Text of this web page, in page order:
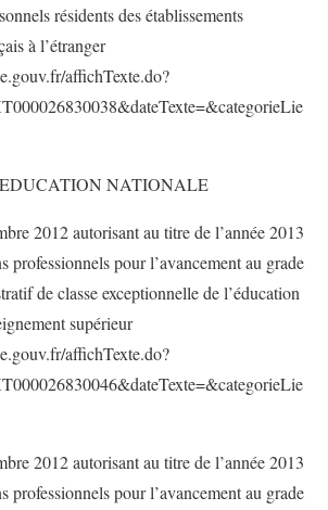
résidents des établissements
à l’étranger
affichTexte.do?
NATIONALE
2012 autorisant au titre de l’année 2013
professionnels pour l’avancement au grade
de classe exceptionnelle de l’éducation
supérieur
affichTexte.do?
2012 autorisant au titre de l’année 2013
professionnels pour l’avancement au grade